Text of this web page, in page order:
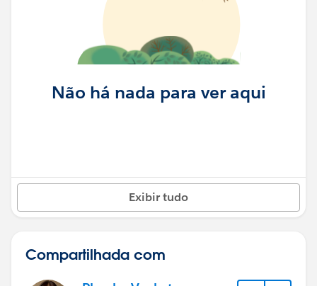
Não há nada para ver aqui
Exibir tudo
Compartilhada com